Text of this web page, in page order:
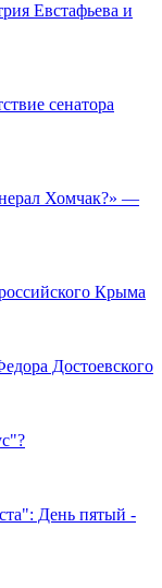
Евстафьева и
сенатора
Хомчак?» —
Крыма
Достоевского
День пятый -